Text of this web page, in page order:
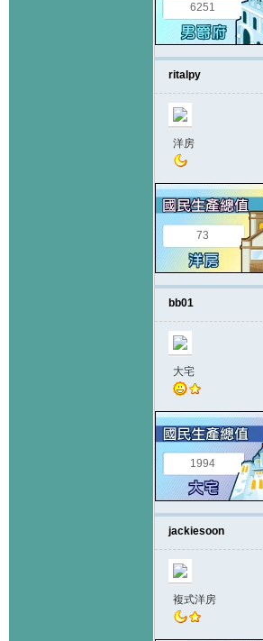
6251
ritalpy
洋房
73
bb01
大宅
1994
jackiesoon
複式洋房